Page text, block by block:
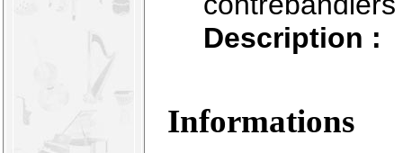
Description :
Informations